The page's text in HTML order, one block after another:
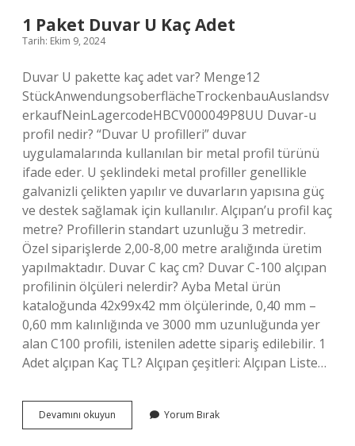
1 Paket Duvar U Kaç Adet
Tarih: Ekim 9, 2024
Duvar U pakette kaç adet var? Menge12
StückAnwendungsoberflächeTrockenbauAuslandsv
erkaufNeinLagercodeHBCV000049P8UU Duvar-u
profil nedir? “Duvar U profilleri” duvar
uygulamalarında kullanılan bir metal profil türünü
ifade eder. U şeklindeki metal profiller genellikle
galvanizli çelikten yapılır ve duvarların yapısına güç
ve destek sağlamak için kullanılır. Alçıpan’u profil kaç
metre? Profillerin standart uzunluğu 3 metredir.
Özel siparişlerde 2,00-8,00 metre aralığında üretim
yapılmaktadır. Duvar C kaç cm? Duvar C-100 alçıpan
profilinin ölçüleri nelerdir? Ayba Metal ürün
kataloğunda 42x99x42 mm ölçülerinde, 0,40 mm –
0,60 mm kalınlığında ve 3000 mm uzunluğunda yer
alan C100 profili, istenilen adette sipariş edilebilir. 1
Adet alçıpan Kaç TL? Alçıpan çeşitleri: Alçıpan Liste…
Devamını okuyun
Paket
Yorum Bırak